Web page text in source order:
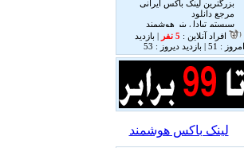
لینک باکس هوشمند